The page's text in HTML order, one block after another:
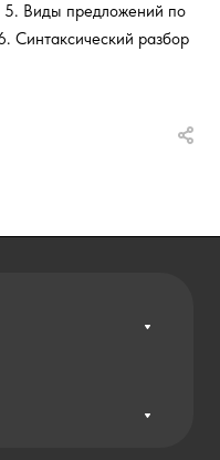
Виды предложений по
Синтаксический разбор